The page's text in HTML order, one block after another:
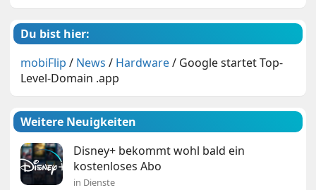
Du bist hier:
mobiFlip / News / Hardware/ Google startet Top-
Level-Domain .app
Weitere Neuigkeiten
Disney+ bekommt wohl bald ein
kostenloses Abo
in Dienste